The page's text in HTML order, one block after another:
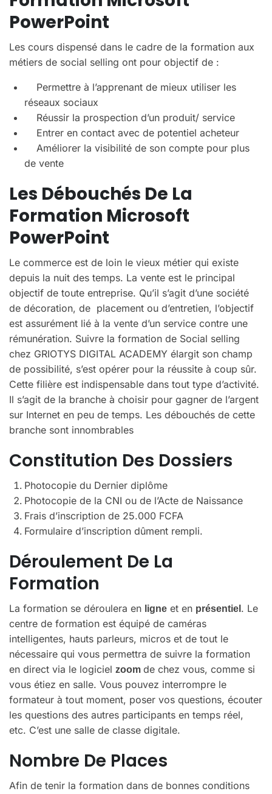
PowerPoint
Les cours dispensé dans le cadre de la formation aux
métiers de social selling ont pour objectif de :
Permettre à l’apprenant de mieux utiliser les
réseaux sociaux
Réussir la prospection d’un produit/ service
Entrer en contact avec de potentiel acheteur
Améliorer la visibilité de son compte pour plus
de vente
Les Débouchés De La
Formation Microsoft
PowerPoint
Le commerce est de loin le vieux métier qui existe
depuis la nuit des temps. La vente est le principal
objectif de toute entreprise. Qu’il s’agit d’une société
de décoration, de placement ou d’entretien, l’objectif
est assurément lié à la vente d’un service contre une
rémunération. Suivre la formation de Social selling
chez GRIOTYS DIGITAL ACADEMY élargit son champ
de possibilité, s’est opérer pour la réussite à coup sûr.
Cette filière est indispensable dans tout type d’activité.
Il s’agit de la branche à choisir pour gagner de l’argent
sur Internet en peu de temps. Les débouchés de cette
branche sont innombrables
Constitution Des Dossiers
Photocopie du Dernier diplôme
Photocopie de la CNI ou de l’Acte de Naissance
Frais d’inscription de 25.000 FCFA
Formulaire d’inscription dûment rempli.
Déroulement De La
Formation
La formation se déroulera en ligne et en présentiel . Le
centre de formation est équipé de caméras
intelligentes, hauts parleurs, micros et de tout le
nécessaire qui vous permettra de suivre la formation
en direct via le logiciel zoom de chez vous, comme si
vous étiez en salle. Vous pouvez interrompre le
formateur à tout moment, poser vos questions, écouter
les questions des autres participants en temps réel,
etc. C’est une salle de classe digitale.
Nombre De Places
Afin de tenir la formation dans de bonnes conditions